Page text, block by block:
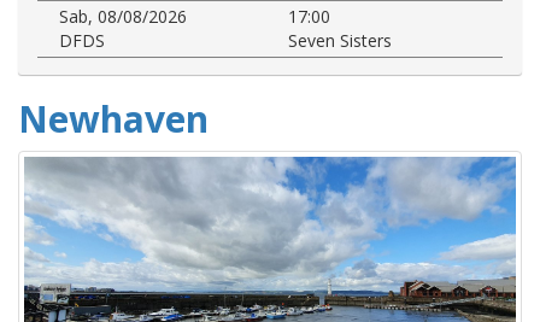
Sab, 08/08/2026
17:00
DFDS
Seven Sisters
Newhaven